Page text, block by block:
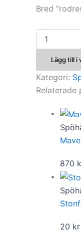
Bred
Stonfo
Feederrest
Lägg till i
Kategori:
Relaterade
870
20 kr